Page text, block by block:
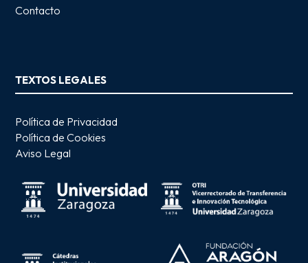
Contacto
TEXTOS LEGALES
Política de Privacidad
Política de Cookies
Aviso Legal